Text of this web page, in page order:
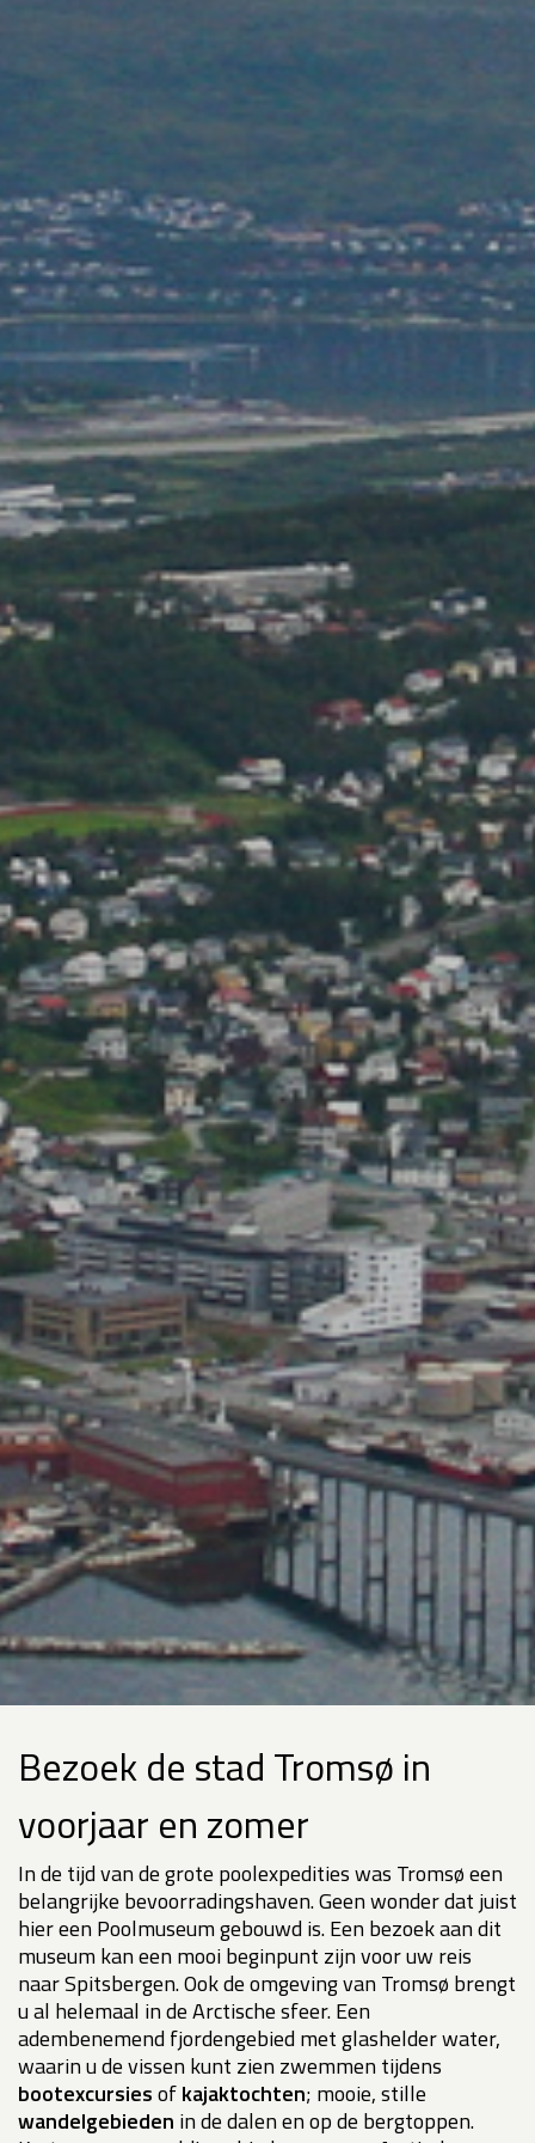
Bezoek de stad Tromsø in
voorjaar en zomer
In de tijd van de grote poolexpedities was Tromsø een
belangrijke bevoorradingshaven. Geen wonder dat juist
hier een Poolmuseum gebouwd is. Een bezoek aan dit
museum kan een mooi beginpunt zijn voor uw reis
naar Spitsbergen. Ook de omgeving van Tromsø brengt
u al helemaal in de Arctische sfeer. Een
adembenemend fjordengebied met glashelder water,
waarin u de vissen kunt zien zwemmen tijdens
bootexcursiesofkajaktochten; mooie, stille
wandelgebieden in de dalen en op de bergtoppen.